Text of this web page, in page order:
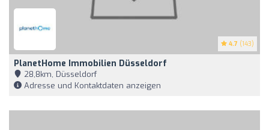
4.7 (143)
PlanetHome Immobilien Düsseldorf
28,8km, Düsseldorf
Adresse und Kontaktdaten anzeigen